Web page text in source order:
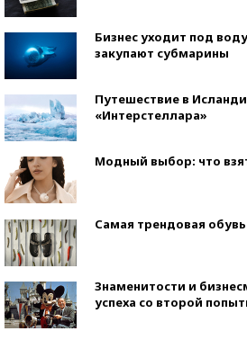
Бизнес уходит под
закупают субмарины
Путешествие в
«Интерстеллара»
Модный выбор: что
Самая трендовая обувь
Знаменитости и
успеха со второй